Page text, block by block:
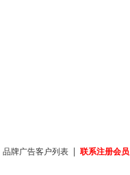
品牌广告客户列表 联系注册会员